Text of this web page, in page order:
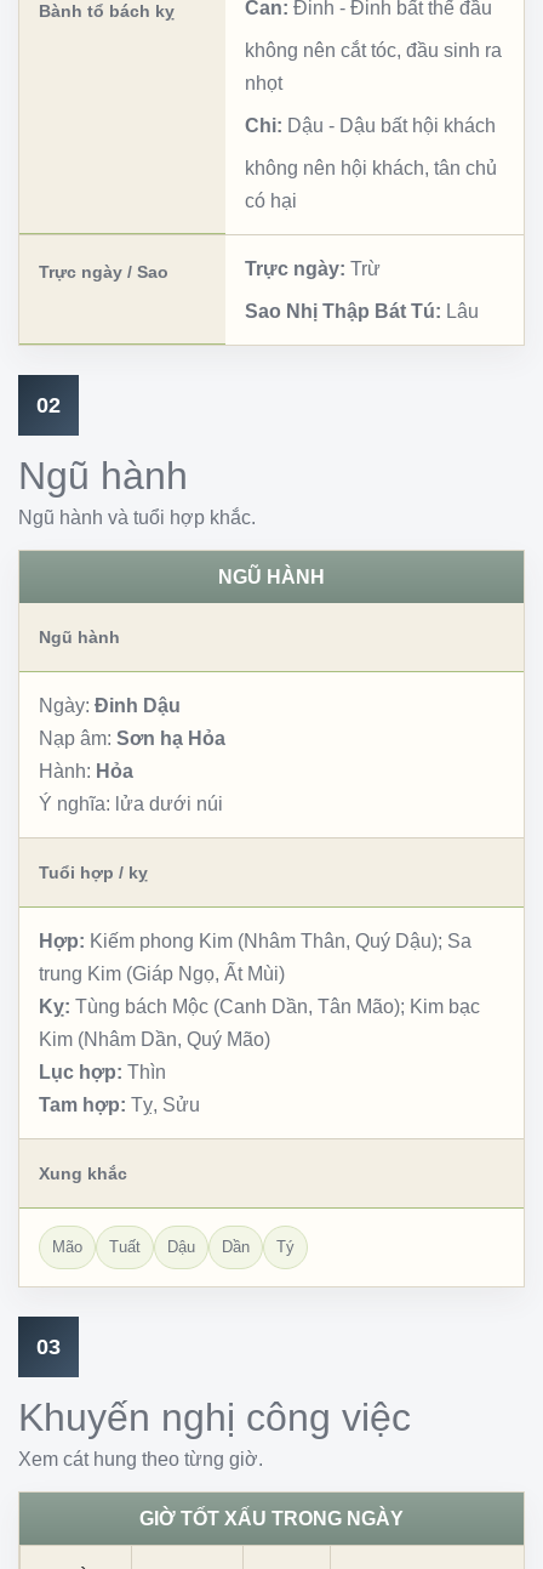
Bành tổ bách kỵ Can: Đinh - Đinh bất thế đầu
không nên cắt tóc, đầu sinh ra
nhọt
Chi: Dậu - Dậu bất hội khách
không nên hội khách, tân chủ
có hại
Trực ngày / Sao Trực ngày: Trừ
Sao Nhị Thập Bát Tú: Lâu
02
Ngũ hành
Ngũ hành và tuổi hợp khắc.
NGŨ HÀNH
Ngũ hành
Ngày: Đinh Dậu
Nạp âm: Sơn hạ Hỏa
Hành: Hỏa
Ý nghĩa: lửa dưới núi
Tuổi hợp / kỵ
Hợp: Kiếm phong Kim (Nhâm Thân, Quý Dậu); Sa
trung Kim (Giáp Ngọ, Ất Mùi)
Kỵ: Tùng bách Mộc (Canh Dần, Tân Mão); Kim bạc
Kim (Nhâm Dần, Quý Mão)
Lục hợp: Thìn
Tam hợp: Tỵ, Sửu
Xung khắc
Mão Tuất Dậu Dần Tý
03
Khuyến nghị công việc
Xem cát hung theo từng giờ.
GIỜ TỐT XẤU TRONG NGÀY